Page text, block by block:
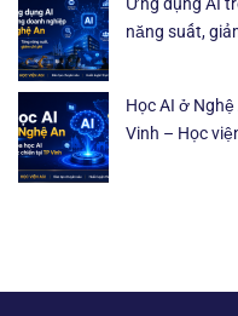
năng suất,
Học AI ở
Vinh – Học